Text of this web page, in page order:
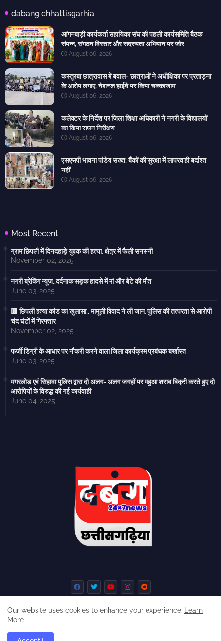
dabang chhattisgarhia
आंगनबाड़ी कार्यकर्ता सहायिका संघ की पहली कार्यसमिति बैठक
संपन्न, संगठन विस्तार और सदस्यता अभियान पर जोर
August 06, 2026
कस्तूरबा छात्रावास में बवाल- छात्राओं ने अधीक्षिका पर प्रताड़ना
के आरोप लगाए, नेशनल हाईवे पर किया चक्काजाम
August 06, 2026
कलेक्टर के निर्देश पर जिला शिक्षा अधिकारी ने नगरी के विद्यालयों
का किया सघन निरीक्षण
August 06, 2026
एसएसपी भावना पांडेय सख्त: बैंकों की सुरक्षा में लापरवाही बर्दाश्त
नहीं
August 06, 2026
Most Recent
ग्राम छिपली में दिनदहाड़े युवक की हत्या, क्षेत्र में फैली सनसनी
November 02, 2025
नगरी ब्रेकिंग न्यूज..दर्दनाक सड़क हादसे में मां और बेटे की मौत
June 03, 2025
🟥 छिपली हत्या कांड का खुलासा.. मामूली विवाद ने ली जान, पुलिस की तत्परता से आरोपी
चंद घंटों में गिरफ्तार
November 02, 2025
फर्जी डिग्री के आधार पर नौकरी करने वाला जिला कार्यक्रम प्रबंधक बर्खास्त
June 03, 2025
मगरलोड एवं सिहावा पुलिस द्वारा दो अलग- अलग जगहों पर महुआ शराब बिक्री करते हुए दो
आरोपियों के विरुद्ध की गई कार्यवाही
June 04, 2025
Our website uses cookies to enhance your experience.
Learn
More